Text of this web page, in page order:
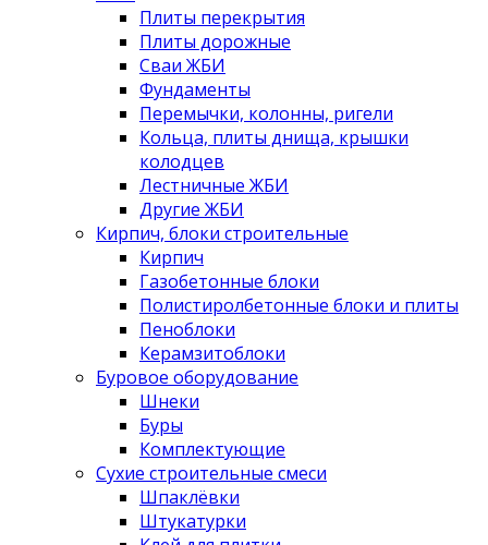
Плиты перекрытия
Плиты дорожные
Сваи ЖБИ
Фундаменты
Перемычки, колонны, ригели
Кольца, плиты днища, крышки
колодцев
Лестничные ЖБИ
Другие ЖБИ
Кирпич, блоки строительные
Кирпич
Газобетонные блоки
Полистиролбетонные блоки и плиты
Пеноблоки
Керамзитоблоки
Буровое оборудование
Шнеки
Буры
Комплектующие
Сухие строительные смеси
Шпаклёвки
Штукатурки